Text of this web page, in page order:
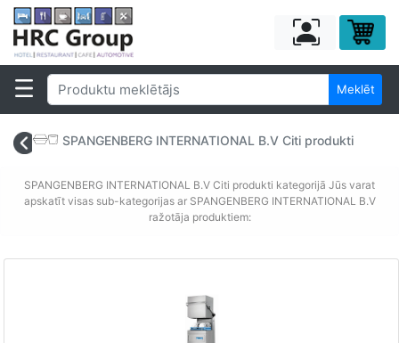
Meklēt
SPANGENBERG INTERNATIONAL B.V Citi produkti
SPANGENBERG INTERNATIONAL B.V Citi produkti kategorijā Jūs varat
apskatīt visas sub-kategorijas ar SPANGENBERG INTERNATIONAL B.V
ražotāja produktiem: